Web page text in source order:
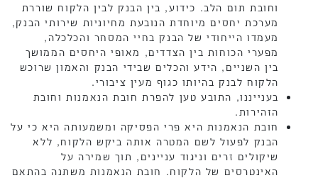
וחובת תום הלב. כידוע, בין הבנק לבין הלקוח שוררת
מערכת יחסים מיוחדת הנובעת מחיוניות שירותי הבנק,
מעמדו הייחודי של הבנק בחיי המסחר והכלכלה,
מפערי הכוחות בין הצדדים, מאופי היחסים הממושך
בין השניים, הידע והכלים שבידי הבנק והאמון שרוכש
הלקוח לבנק בהיותו כגוף מעין ציבורי.
בענייננו, התובע טען להפרת חובת הנאמנות וחובת
הזהירות.
חובת הנאמנות היא פרי הפסיקה ומשמעותה היא כי על
הבנק לפעול לשם המטרה אותה ביקש הלקוח, ללא
שיקולים זרים וניגוד עניינים, תוך שמירה על
האינטרסים של הלקוח. חובת הנאמנות משתנה בהתאם